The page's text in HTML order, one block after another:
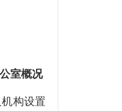
室概况
机构设置